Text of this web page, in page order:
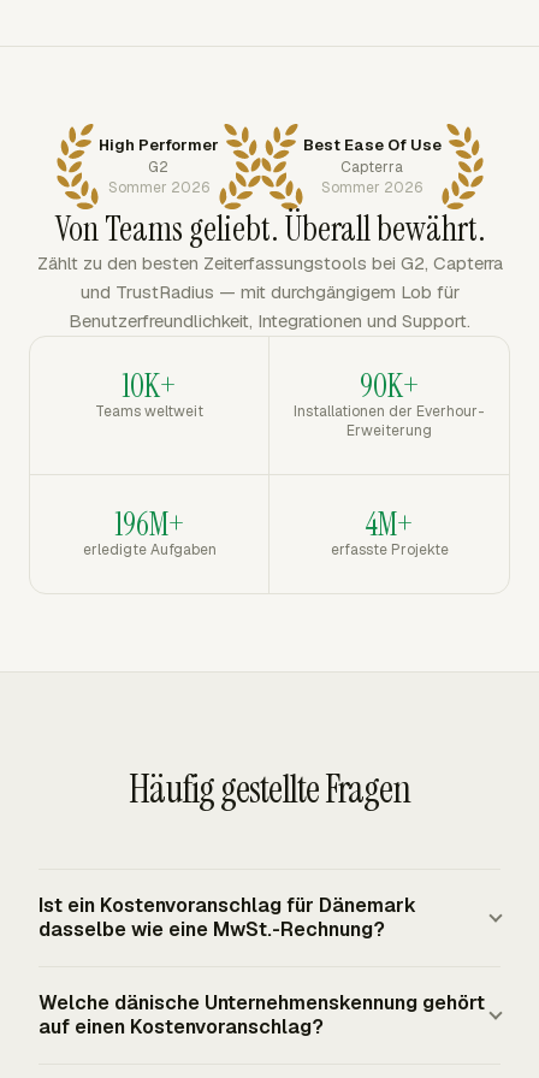
High Performer
G2
Sommer 2026
Best Ease Of Use
Capterra
Sommer 2026
Von Teams geliebt. Überall bewährt.
Zählt zu den besten Zeiterfassungstools bei G2, Capterra
und TrustRadius — mit durchgängigem Lob für
Benutzerfreundlichkeit, Integrationen und Support.
10K+
Teams weltweit
90K+
Installationen der Everhour-
Erweiterung
196M+
erledigte Aufgaben
4M+
erfasste Projekte
Häufig gestellte Fragen
Ist ein Kostenvoranschlag für Dänemark
dasselbe wie eine MwSt.-Rechnung?
Preisangebot oder Vorabgenehmigungsdokument. Er
ersetzt nicht die MwSt.-Rechnung, die Sie nach der
Welche dänische Unternehmenskennung gehört
auf einen Kostenvoranschlag?